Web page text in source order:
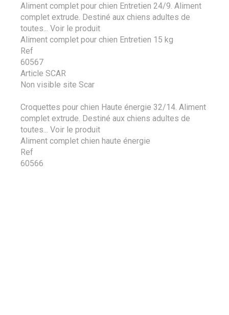
Aliment complet pour chien Entretien 24/9. Aliment
complet extrude. Destiné aux chiens adultes de
toutes...
Voir le produit
Aliment complet pour chien Entretien 15 kg
Ref
60567
Article SCAR
Non visible site Scar
Croquettes pour chien Haute énergie 32/14. Aliment
complet extrude. Destiné aux chiens adultes de
toutes...
Voir le produit
Aliment complet chien haute énergie
Ref
60566